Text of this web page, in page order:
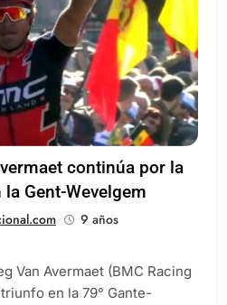
continúa por la
Gent-Wevelgem
9 años
Van Avermaet (BMC Racing
en la 79° Gante-